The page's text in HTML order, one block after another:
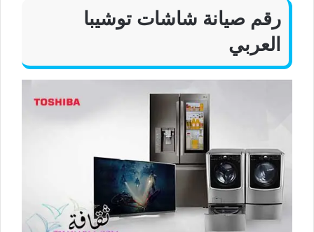
رقم صيانة شاشات توشيبا
العربي